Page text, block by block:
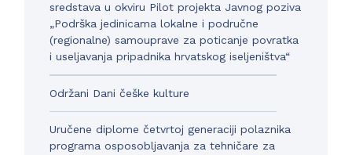
sredstava u okviru Pilot projekta Javnog poziva
„Podrška jedinicama lokalne i područne
(regionalne) samouprave za poticanje povratka
i useljavanja pripadnika hrvatskog iseljeništva“
Održani Dani češke kulture
Uručene diplome četvrtoj generaciji polaznika
programa osposobljavanja za tehničare za